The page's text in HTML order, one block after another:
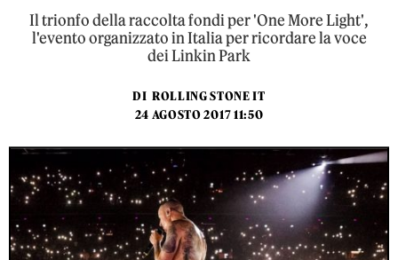
Il trionfo della raccolta fondi per 'One More Light',
l'evento organizzato in Italia per ricordare la voce
dei Linkin Park
DI ROLLING STONE IT
24 AGOSTO 2017 11:50